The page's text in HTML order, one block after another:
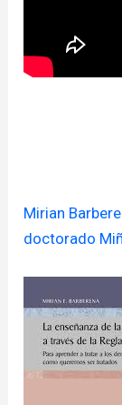
Mirian
doctorado